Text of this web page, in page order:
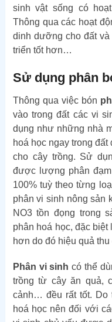
sinh vật sống có
Thông qua các hoạt
dinh dưỡng cho đất và
triển tốt hơn…
Sử dụng phân
Thông qua việc bón
vào trong đất các vi
dụng như những nhà
hoá học ngay trong
cho cây trồng. Sử
được lượng phân
100% tuỳ theo từng
phân vi sinh nông sản
NO3 tồn đọng trong
phân hoá học, đặc
hơn do đó hiệu quả
Phân vi sinh có thể
trồng từ cây ăn quả,
cảnh… đều rất tốt. Do
hoá học nên đối với